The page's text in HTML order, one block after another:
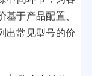
基于产品配置、
出常见型号的价